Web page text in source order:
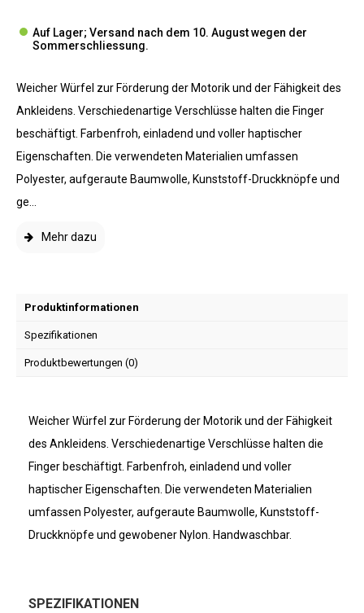
Auf Lager; Versand nach dem 10. August wegen der
Sommerschliessung.
Weicher Würfel zur Förderung der Motorik und der Fähigkeit des
Ankleidens. Verschiedenartige Verschlüsse halten die Finger
beschäftigt. Farbenfroh, einladend und voller haptischer
Eigenschaften. Die verwendeten Materialien umfassen
Polyester, aufgeraute Baumwolle, Kunststoff-Druckknöpfe und
ge...
Mehr dazu
Produktinformationen
Spezifikationen
Produktbewertungen (0)
Weicher Würfel zur Förderung der Motorik und der Fähigkeit
des Ankleidens. Verschiedenartige Verschlüsse halten die
Finger beschäftigt. Farbenfroh, einladend und voller
haptischer Eigenschaften. Die verwendeten Materialien
umfassen Polyester, aufgeraute Baumwolle, Kunststoff-
Druckknöpfe und gewobener Nylon. Handwaschbar.
SPEZIFIKATIONEN